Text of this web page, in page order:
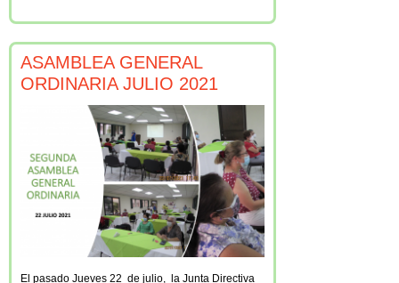
ASAMBLEA GENERAL
ORDINARIA JULIO 2021
El pasado Jueves 22 de julio, la Junta Directiva